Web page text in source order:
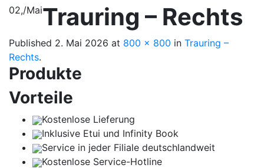
02,/MaiTrauring – Rechts
Published 2. Mai 2026 at 800 × 800 in Trauring –
Rechts.
Produkte
Vorteile
Kostenlose Lieferung
Inklusive Etui und Infinity Book
Service in jeder Filiale deutschlandweit
Kostenlose Service-Hotline